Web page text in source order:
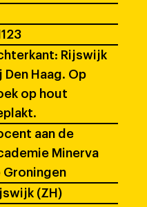
Rijswijk
Den Haag. Op
op hout
aan de
Minerva
Groningen
(ZH)